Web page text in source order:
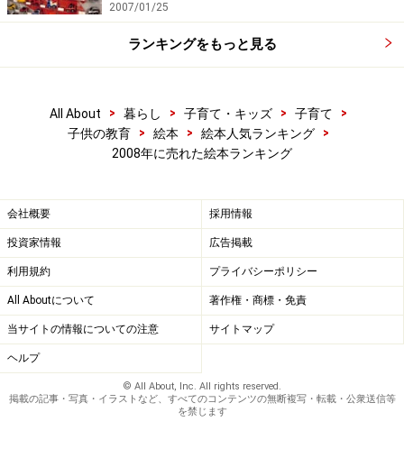
2007/01/25
ランキングをもっと見る
All About > 暮らし > 子育て・キッズ > 子育て
>
子供の教育
> 絵本 > 絵本人気ランキング
>
2008年に売れた絵本ランキング
会社概要 採用情報
投資家情報 広告掲載
利用規約 プライバシーポリシー
All Aboutについて 著作権・商標・免責
当サイトの情報についての注意 サイトマップ
ヘルプ
© All About, Inc. All rights reserved.
掲載の記事・写真・イラストなど、すべてのコンテンツの無断複写・転載・公衆送信等
を禁じます